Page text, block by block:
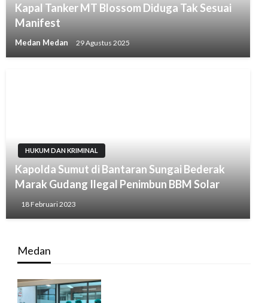
Kapal Tanker MT Blossom Diduga Tak Sesuai
Manifest
Medan Medan 29 Agustus 2025
HUKUM DAN KRIMINAL
Kapolda Sumut di Bantaran Sungai Bederak
Marak Gudang Ilegal Penimbun BBM Solar
18 Februari 2023
Medan